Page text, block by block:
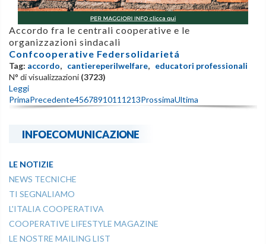
Accordo fra le centrali cooperative e le
organizzazioni sindacali
Confcooperative Federsolidarietá
Tag: accordo, cantiereperilwelfare, educatori professionali
N° di visualizzazioni (3723)
Leggi
PrimaPrecedente4567891011 1213ProssimaUltima
INFOECOMUNICAZIONE
LE NOTIZIE
NEWS TECNICHE
TI SEGNALIAMO
L'ITALIA COOPERATIVA
COOPERATIVE LIFESTYLE MAGAZINE
LE NOSTRE MAILING LIST